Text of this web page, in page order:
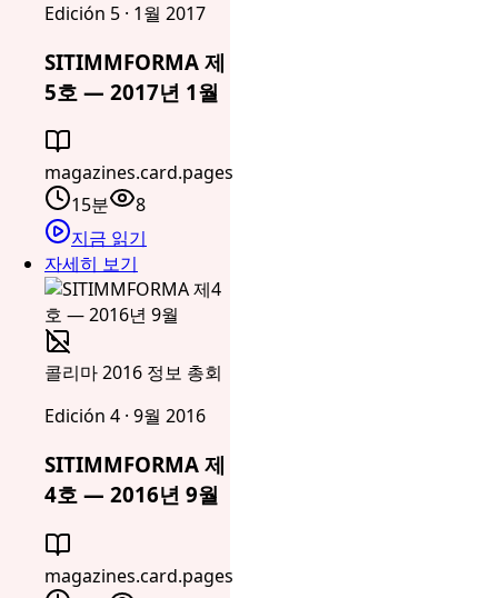
Edición 5 · 1월 2017
SITIMMFORMA 제
5호 — 2017년 1월
magazines.card.pages
15분
8
지금 읽기
자세히 보기
콜리마 2016 정보 총회
Edición 4 · 9월 2016
SITIMMFORMA 제
4호 — 2016년 9월
magazines.card.pages